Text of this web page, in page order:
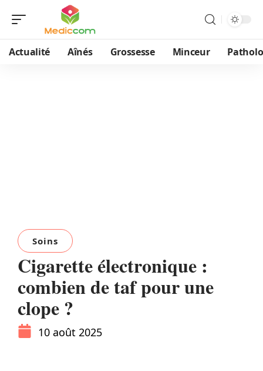
Actualité Aînés Grossesse Minceur
Soins
Cigarette électronique :
combien de taf pour une
clope ?
10 août 2025